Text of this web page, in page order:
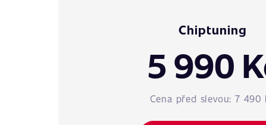
Chiptuning
5 990
Cena před slevou:7 490